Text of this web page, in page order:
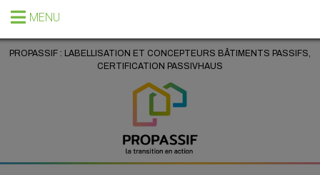
MENU
PROPASSIF : LABELLISATION ET CONCEPTEURS BÂTIMENTS PASSIFS,
CERTIFICATION PASSIVHAUS